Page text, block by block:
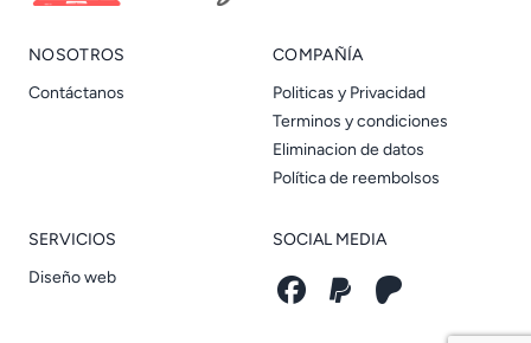
NOSOTROS
Contáctanos
COMPAÑÍA
Politicas y Privacidad
Terminos y condiciones
Eliminacion de datos
Política de reembolsos
SERVICIOS
Diseño web
SOCIAL MEDIA